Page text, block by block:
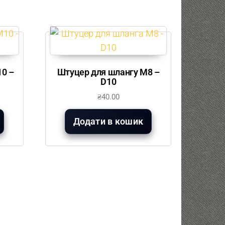
–
Штуцер для шлангу М8 –
D10
₴40.00
Додати в кошик